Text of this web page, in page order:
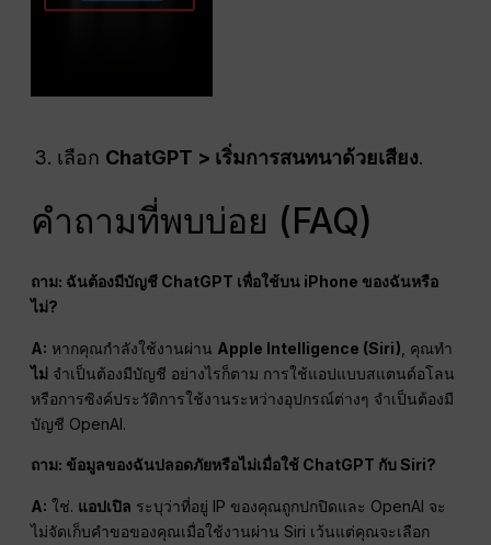
เลือก ChatGPT > เริ่มการสนทนาด้วยเสียง.
คำถามที่พบบ่อย (FAQ)
ถาม: ฉันต้องมีบัญชี ChatGPT เพื่อใช้บน iPhone ของฉันหรือ
ไม่?
A: หากคุณกำลังใช้งานผ่าน Apple Intelligence (Siri) , คุณทำ
ไม่ จำเป็นต้องมีบัญชี อย่างไรก็ตาม การใช้แอปแบบสแตนด์อโลน
หรือการซิงค์ประวัติการใช้งานระหว่างอุปกรณ์ต่างๆ จำเป็นต้องมี
บัญชี OpenAI.
ถาม: ข้อมูลของฉันปลอดภัยหรือไม่เมื่อใช้ ChatGPT กับ Siri?
A: ใช่. แอปเปิล ระบุว่าที่อยู่ IP ของคุณถูกปกปิดและ OpenAI จะ
ไม่จัดเก็บคำขอของคุณเมื่อใช้งานผ่าน Siri เว้นแต่คุณจะเลือก